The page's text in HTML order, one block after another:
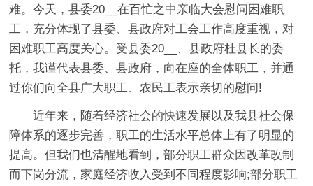
难。今天，县委20__在百忙之中亲临大会慰问困难职
工，充分体现了县委、县政府对工会工作高度重视，对
困难职工高度关心。受县委20__、县政府杜县长的委
托，我谨代表县委、县政府，向在座的全体职工，并通
过你们向全县广大职工、农民工表示亲切的慰问!
近年来，随着经济社会的快速发展以及我县社会保
障体系的逐步完善，职工的生活水平总体上有了明显的
提高。但我们也清醒地看到，部分职工群众因改革改制
而下岗分流，家庭经济收入受到不同程度影响;部分职工